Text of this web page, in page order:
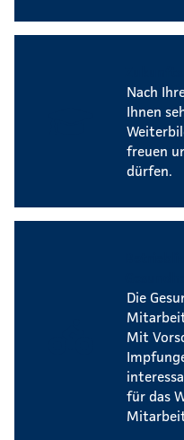
Nach
Ihnen
freuen
dürfen.
Die
Mit
für das